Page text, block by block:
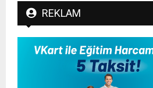
REKLAM